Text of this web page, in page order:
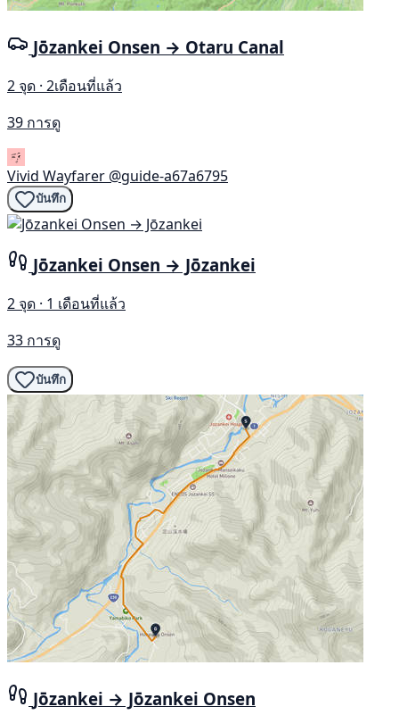
Jōzankei Onsen → Otaru Canal
2 จุด · 2เดือนที่แล้ว
39 การดู
Vivid Wayfarer @guide-a67a6795
บันทึก
Jōzankei Onsen → Jōzankei
2 จุด · 1 เดือนที่แล้ว
33 การดู
บันทึก
Jōzankei → Jōzankei Onsen